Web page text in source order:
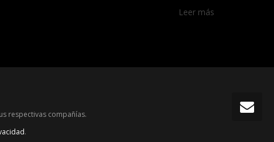
Leer más
respectivas compañías.
.